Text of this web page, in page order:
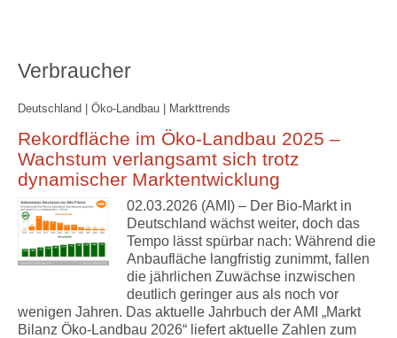
Verbraucher
Deutschland | Öko-Landbau | Markttrends
Rekordfläche im Öko-Landbau 2025 –
Wachstum verlangsamt sich trotz
dynamischer Marktentwicklung
02.03.2026 (AMI) – Der Bio-Markt in
Deutschland wächst weiter, doch das
Tempo lässt spürbar nach: Während die
Anbaufläche langfristig zunimmt, fallen
die jährlichen Zuwächse inzwischen
deutlich geringer aus als noch vor
wenigen Jahren. Das aktuelle Jahrbuch der AMI „Markt
Bilanz Öko-Landbau 2026“ liefert aktuelle Zahlen zum